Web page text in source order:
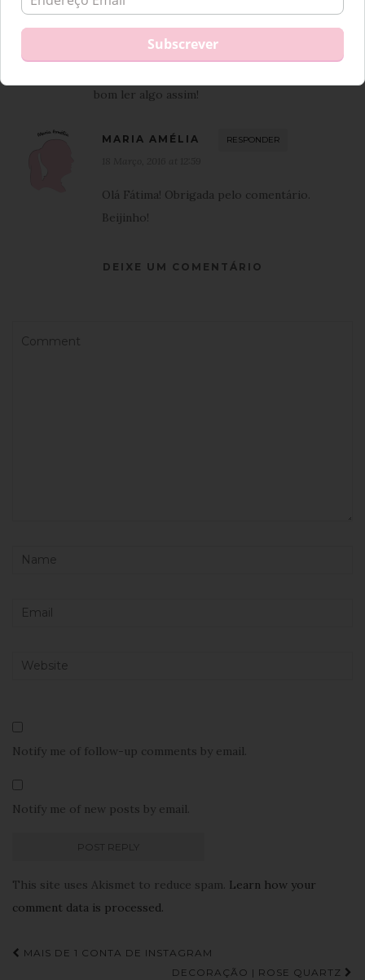
Actualmente, meu marido gosta de ajudar
quando estou extremamente cansada ou
quando quer fazer alguma surpresa em casa.
bom ler algo assim!
MARIA AMÉLIA RESPONDER
Olá Fátima! Obrigada pelo comentário.
Beijinho!
DEIXE UM COMENTÁRIO
Notify me of follow-up comments by email.
Notify me of new posts by email.
This site uses Akismet to reduce spam. Learn how your
comment data is processed.
Navegação
MAIS DE 1 CONTA DE INSTAGRAM
DECORAÇÃO | ROSE QUARTZ